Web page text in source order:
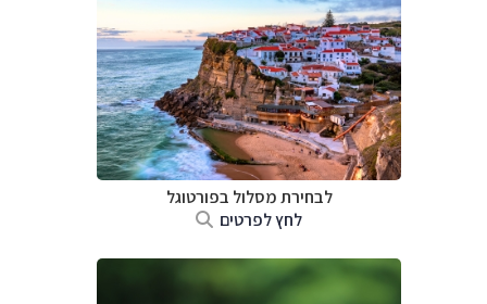
לבחירת מסלול בפורטוגל
לחץ לפרטים